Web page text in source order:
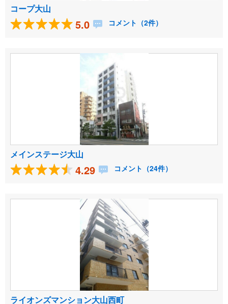
コープ大山
5.0 コメント（2件）
メインステージ大山
4.29 コメント（24件）
ライオンズマンション大山西町